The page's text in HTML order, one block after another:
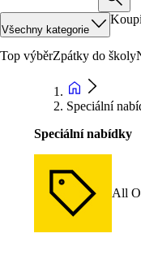
Všechny kategorie
Top výběrZpátky do školy
Speciální
Speciální nabídky
All